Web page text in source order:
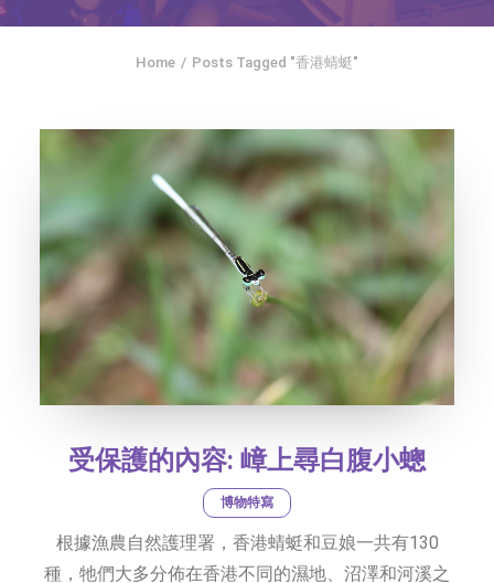
社交平台
Home Posts Tagged "香港蜻蜓"
受保護的內容: 嶂上尋白腹小蟌
博物特寫
根據漁農自然護理署，香港蜻蜓和豆娘一共有130
種，牠們大多分佈在香港不同的濕地、沼澤和河溪之